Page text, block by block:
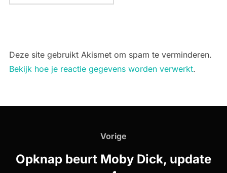
Deze site gebruikt Akismet om spam te verminderen.
Bekijk hoe je reactie gegevens worden verwerkt.
Vorige
Vorige
Opknap beurt Moby Dick, update